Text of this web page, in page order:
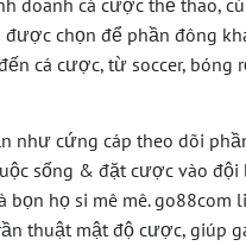
chọn để phần đông
cá cược, từ soccer, bóng
như cứng cáp theo dõi
sống & đặt cược vào đội
bọn họ si mê mê. go88com
thuật mật độ cược, giúp